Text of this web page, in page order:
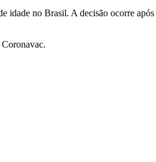
idade no Brasil. A decisão ocorre após